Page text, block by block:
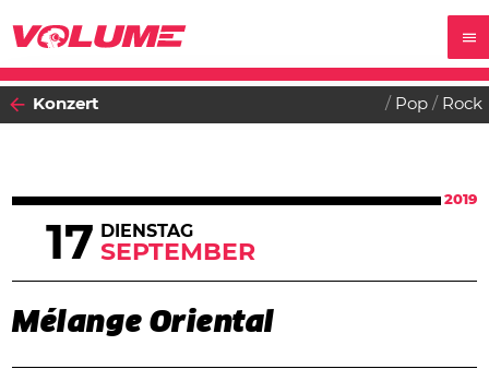
Konzert Pop Rock
2019
17 DIENSTAG
SEPTEMBER
Mélange Oriental